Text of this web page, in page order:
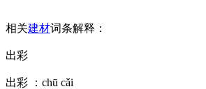
相关建材词条解释：
出彩
出彩 ：chū cǎi